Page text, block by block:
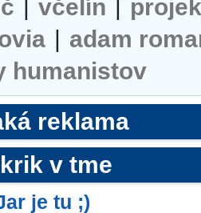
| včelín |
| adam
humanistov
reklama
v tme
je tu ;)